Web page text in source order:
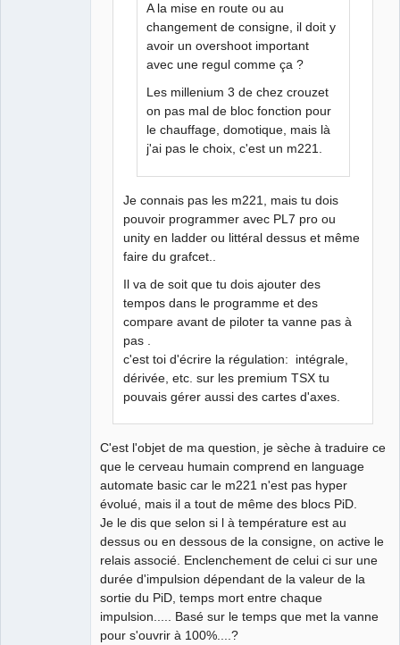
A la mise en route ou au
changement de consigne, il doit y
avoir un overshoot important
avec une regul comme ça ?
Les millenium 3 de chez crouzet
on pas mal de bloc fonction pour
le chauffage, domotique, mais là
j'ai pas le choix, c'est un m221.
Je connais pas les m221, mais tu dois
pouvoir programmer avec PL7 pro ou
unity en ladder ou littéral dessus et même
faire du grafcet..
Il va de soit que tu dois ajouter des
tempos dans le programme et des
compare avant de piloter ta vanne pas à
pas .
c'est toi d'écrire la régulation: intégrale,
dérivée, etc. sur les premium TSX tu
pouvais gérer aussi des cartes d'axes.
C'est l'objet de ma question, je sèche à traduire ce
que le cerveau humain comprend en language
automate basic car le m221 n'est pas hyper
évolué, mais il a tout de même des blocs PiD.
Je le dis que selon si l à température est au
dessus ou en dessous de la consigne, on active le
relais associé. Enclenchement de celui ci sur une
durée d'impulsion dépendant de la valeur de la
sortie du PiD, temps mort entre chaque
impulsion..... Basé sur le temps que met la vanne
pour s'ouvrir à 100%....?